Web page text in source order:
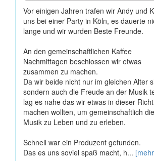
Vor einigen Jahren trafen wir Andy und
uns bei einer Party in Köln, es dauerte
lange und wir wurden Beste Freunde.
An den gemeinschaftlichen Kaffee
Nachmittagen beschlossen wir etwas
zusammen zu machen.
Da wir beide nicht nur im gleichen Alter
sondern auch die Freude an der Musik
lag es nahe das wir etwas in dieser
machen wollten, um gemeinschaftlich die
Musik zu Leben und zu erleben.
Schnell war ein Produzent gefunden.
Das es uns soviel spaß macht, h...